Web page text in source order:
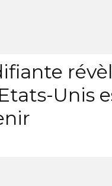
Unis